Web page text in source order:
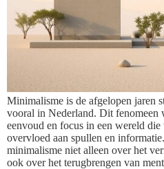
Minimalisme is de afgelopen jaren
vooral in Nederland. Dit fenomeen
eenvoud en focus in een wereld
overvloed aan spullen en
minimalisme niet alleen over het
ook over het terugbrengen van